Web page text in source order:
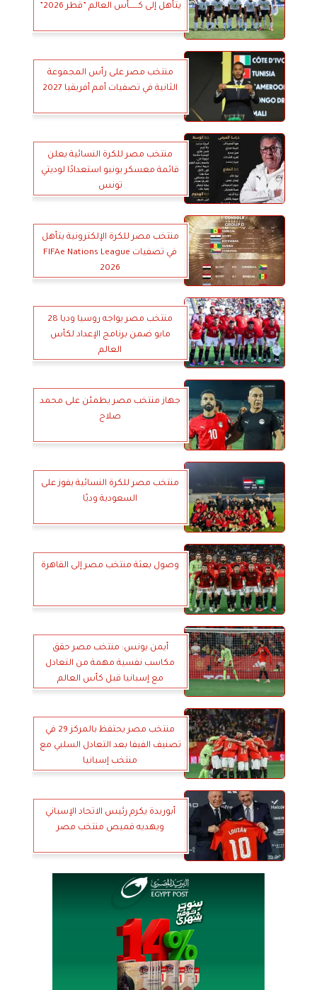
يتأهل إلى كــــــأس العالم ”قطر 2026”
منتخب مصر على رأس المجموعة
الثانية في تصفيات أمم أفريقيا 2027
منتخب مصر للكرة النسائية يعلن
قائمة معسكر يونيو استعدادًا لوديتي
تونس
منتخب مصر للكرة الإلكترونية يتأهل
في تصفيات FIFAe Nations League
2026
منتخب مصر يواجه روسيا وديا 28
مايو ضمن برنامج الإعداد لكأس
العالم
جهاز منتخب مصر يطمئن على محمد
صلاح
منتخب مصر للكرة النسائية يفوز على
السعودية وديًا
وصول بعثة منتخب مصر إلى القاهرة
أيمن يونس: منتخب مصر حقق
مكاسب نفسية مهمة من التعادل
مع إسبانيا قبل كأس العالم
منتخب مصر يحتفظ بالمركز 29 في
تصنيف الفيفا بعد التعادل السلبي مع
منتخب إسبانيا
أبوريدة يكرم رئيس الاتحاد الإسباني
ويهديه قميص منتخب مصر